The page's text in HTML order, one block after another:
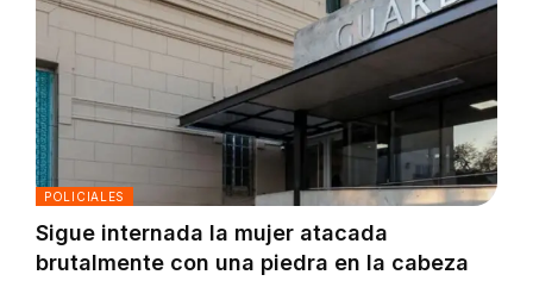
POLICIALES
Sigue internada la mujer atacada
brutalmente con una piedra en la cabeza